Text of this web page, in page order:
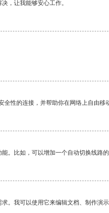
，让我能够安心工作。
性的连接，并帮助你在网络上自由移
。比如，可以增加一个自动切换线路
。我可以使用它来编辑文档、制作演示